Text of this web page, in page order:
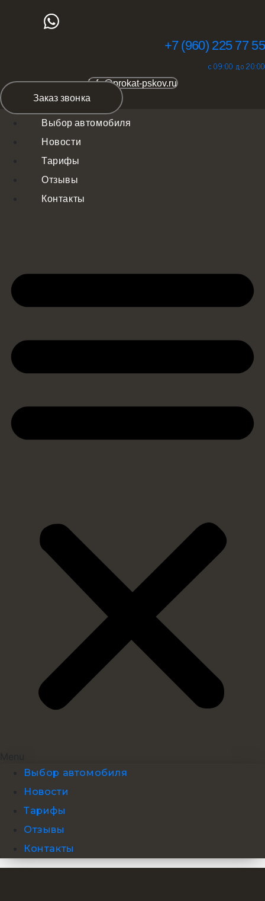
+7 (960) 225 77 55
с 09:00 до 20:00
info@prokat-pskov.ru
Заказ звонка
Выбор автомобиля
Новости
Тарифы
Отзывы
Контакты
Выбор автомобиля
Новости
Тарифы
Отзывы
Контакты